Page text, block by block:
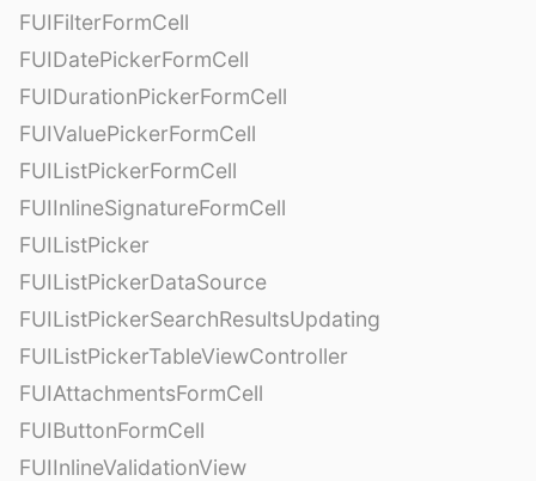
FUIFilterFormCell
FUIDatePickerFormCell
FUIDurationPickerFormCell
FUIValuePickerFormCell
FUIListPickerFormCell
FUIInlineSignatureFormCell
FUIListPicker
FUIListPickerDataSource
FUIListPickerSearchResultsUpdating
FUIListPickerTableViewController
FUIAttachmentsFormCell
FUIButtonFormCell
FUIInlineValidationView